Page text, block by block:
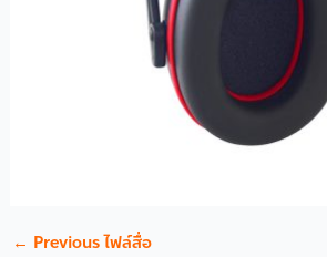
← Previous ไฟล์สื่อ